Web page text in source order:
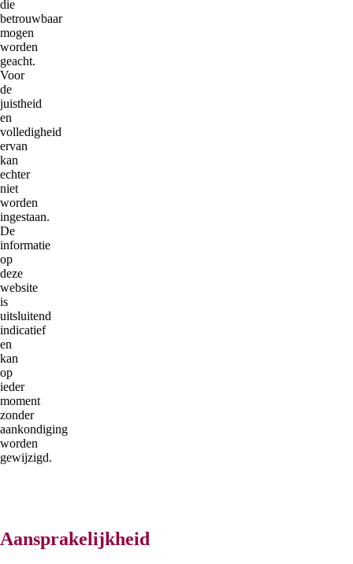
die
betrouwbaar
mogen
worden
geacht.
Voor
de
juistheid
en
volledigheid
ervan
kan
echter
niet
worden
ingestaan.
De
informatie
op
deze
website
is
uitsluitend
indicatief
en
kan
op
ieder
moment
zonder
aankondiging
worden
gewijzigd.
Aansprakelijkheid